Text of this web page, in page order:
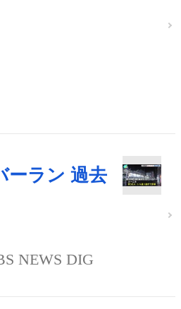
ーラン 過去
NEWS DIG